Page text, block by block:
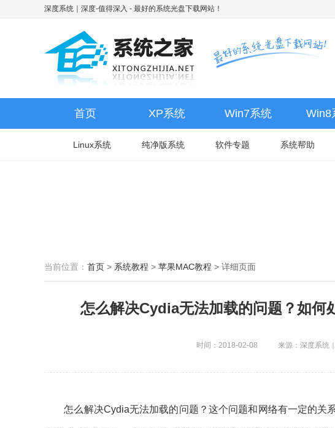
深度系统｜深度-值得深入 - 最好的系统光盘下载网站！
首页 XP系统 Win7系统 Win8
Linux系统 纯净版系统 软件专题 系统帮助
当前位置： 首页 > 系统教程 > 苹果MAC教程 > 详细页面
怎么解决Cydia无法加载的问题？如何
时间：2018-02-08 来源：深度系统
怎么解决Cydia无法加载的问题？这个问题和网络有一定的关